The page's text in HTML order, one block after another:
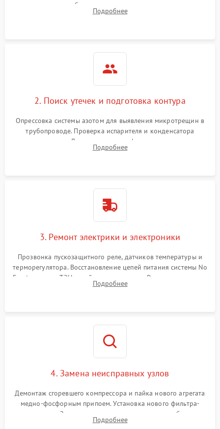
сопротивления обмоток мотора, проверка термостата и
считывание кодов ошибок с электронного дисплея.
Подробнее
2. Поиск утечек и подготовка контура
Опрессовка системы азотом для выявления микротрещин в
трубопроводе. Проверка испарителя и конденсатора
течеискателем. Демонтаж старого фильтра-осушителя и
продувка капиллярной трубки для устранения засоров.
Подробнее
3. Ремонт электрики и электроники
Прозвонка пускозащитного реле, датчиков температуры и
терморегулятора. Восстановление цепей питания системы No
Frost, включая ТЭН оттайки и вентилятор. Ремонт или замена
платы управления при сбоях алгоритмов.
Подробнее
4. Замена неисправных узлов
Демонтаж сгоревшего компрессора и пайка нового агрегата
медно-фосфорным припоем. Установка нового фильтра-
осушителя. Замена изношенных вентиляторов обдува,
сломанных заслонок или поврежденных дверных петель.
Подробнее